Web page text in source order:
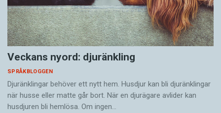
Veckans nyord: djuränkling
SPRÅKBLOGGEN
Djuränklingar behöver ett nytt hem. Husdjur kan bli djuränklingar
när husse eller matte går bort. När en djurägare avlider kan
husdjuren bli hemlösa. Om ingen…